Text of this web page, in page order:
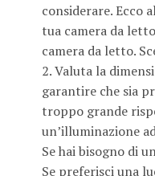
considerare. Ecco
tua camera da
camera da letto.
2. Valuta la
garantire che sia
troppo grande
un’illuminazione
Se hai bisogno di
Se preferisci una